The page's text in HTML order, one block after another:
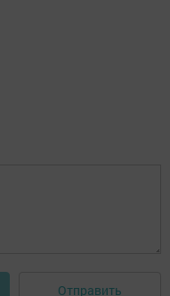
Отправить